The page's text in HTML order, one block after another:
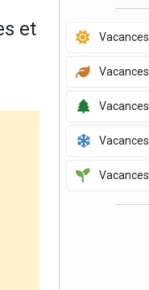
et
Vacances
Vacances
Vacances
Vacances
Vacances